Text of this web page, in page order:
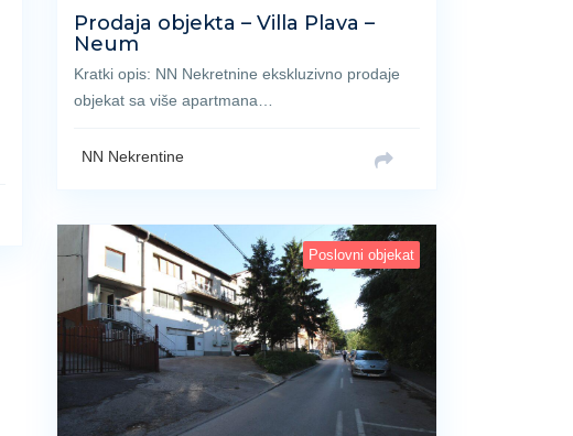
Prodaja objekta – Villa Plava –
Neum
Kratki opis: NN Nekretnine ekskluzivno prodaje
objekat sa više apartmana…
NN Nekrentine
Poslovni objekat